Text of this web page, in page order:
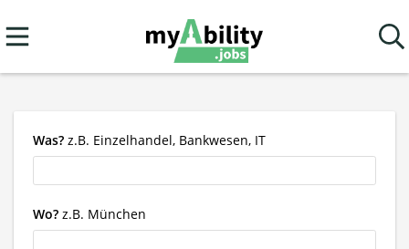
Was? z.B. Einzelhandel, Bankwesen, IT
Wo? z.B. München